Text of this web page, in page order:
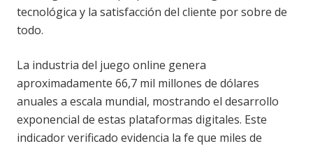
tecnológica y la satisfacción del cliente por sobre de
todo.
La industria del juego online genera
aproximadamente 66,7 mil millones de dólares
anuales a escala mundial, mostrando el desarrollo
exponencial de estas plataformas digitales. Este
indicador verificado evidencia la fe que miles de